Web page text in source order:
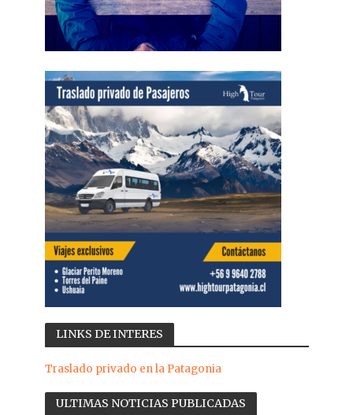
LINKS DE INTERES
Traslado privado en la Patagonia
ULTIMAS NOTICIAS PUBLICADAS